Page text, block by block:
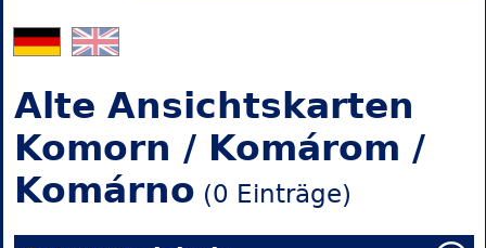
Alte Ansichtskarten
Komorn / Komárom /
Komárno (0 Einträge)